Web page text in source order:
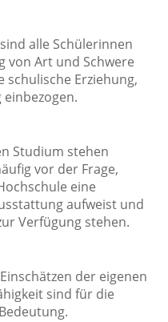
alle Schülerinnen
von Art und Schwere
Erziehung,
Studium stehen
vor der Frage,
eine
aufweist und
Verfügung stehen.
der eigenen
sind für die